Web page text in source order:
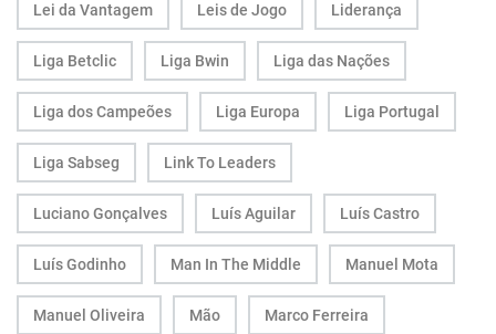
Lei da Vantagem Leis de Jogo Liderança
Liga Betclic Liga Bwin Liga das Nações
Liga dos Campeões Liga Europa Liga Portugal
Liga Sabseg Link To Leaders
Luciano Gonçalves Luís Aguilar Luís Castro
Luís Godinho Man In The Middle Manuel Mota
Manuel Oliveira Mão Marco Ferreira